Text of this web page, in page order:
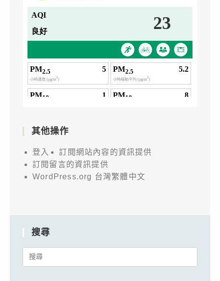
其他操作
登入
訂閱網站內容的資訊提供
訂閱留言的資訊提供
WordPress.org 台灣繁體中文
搜尋
Search